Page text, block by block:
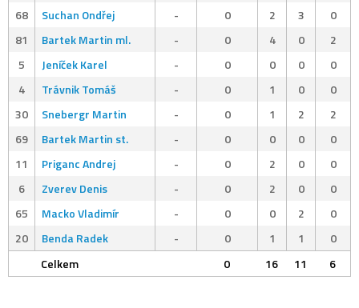
68 Suchan Ondřej - 0 2 3
0
81
Bartek Martin ml. - 0 4 0
2
5
Jeníček Karel - 0 0 0
0
4
Trávnik Tomáš - 0 1 0
0
30
Snebergr Martin - 0 1 2
2
69
Bartek Martin st. - 0 0 0
0
11
Priganc Andrej - 0 2 0
0
6
Zverev Denis - 0 2 0
0
65
Macko Vladimír - 0 0 2
0
20
Benda Radek - 0 1 1
0
Celkem
0 16 11 6